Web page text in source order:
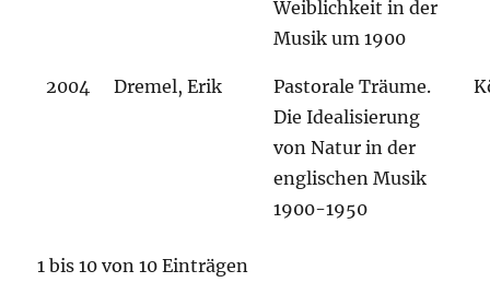
Weiblichkeit in der
Musik um 1900
2004 Dremel, Erik
Pastorale Träume.
Die Idealisierung
von Natur in der
englischen Musik
1900-1950
1 bis 10 von 10 Einträgen